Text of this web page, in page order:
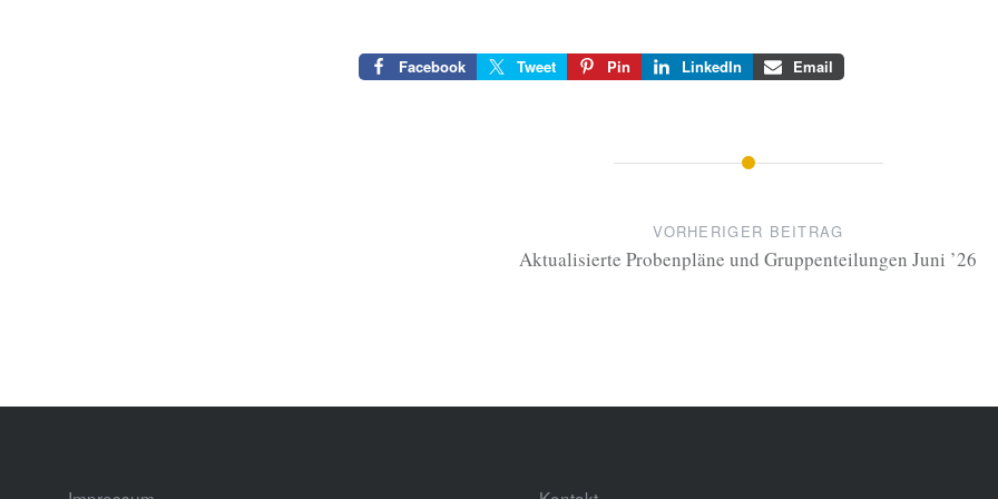
Facebook Tweet Pin LinkedIn Email
VORHERIGER BEITRAG
Aktualisierte Probenpläne und Gruppenteilungen Juni ’26